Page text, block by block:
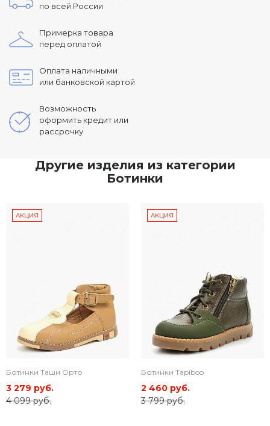
по всей России
Примерка товара
перед оплатой
Оплата наличными
или банковской картой
Возможность
оформить кредит или
рассрочку
Другие изделия из категории
Ботинки
АКЦИЯ
Ботинки Таши Орто
3 279 руб.
4 099 руб.
АКЦИЯ
Ботинки Tapiboo
2 460 руб.
3 799 руб.